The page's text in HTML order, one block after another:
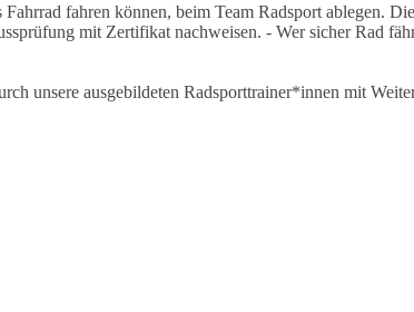
fahren können, beim Team Radsport ablegen.
mit Zertifikat nachweisen. - Wer sicher Rad
unsere ausgebildeten Radsporttrainer*innen mit